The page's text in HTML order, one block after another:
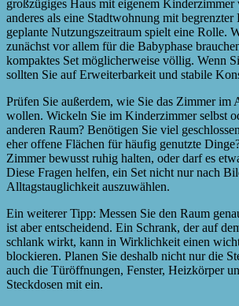
großzügiges Haus mit eigenem Kinderzimmer
anderes als eine Stadtwohnung mit begrenzter
geplante Nutzungszeitraum spielt eine Rolle.
zunächst vor allem für die Babyphase
kompaktes Set möglicherweise völlig. Wenn
sollten Sie auf Erweiterbarkeit und stabile
Prüfen Sie außerdem, wie Sie das Zimmer im
wollen. Wickeln Sie im Kinderzimmer selbst
anderen Raum? Benötigen Sie viel
eher offene Flächen für häufig genutzte
Zimmer bewusst ruhig halten, oder darf es
Diese Fragen helfen, ein Set nicht nur nach
Alltagstauglichkeit auszuwählen.
Ein weiterer Tipp: Messen Sie den Raum
ist aber entscheidend. Ein Schrank, der auf
schlank wirkt, kann in Wirklichkeit einen
blockieren. Planen Sie deshalb nicht nur die
auch die Türöffnungen, Fenster, Heizkörper
Steckdosen mit ein.